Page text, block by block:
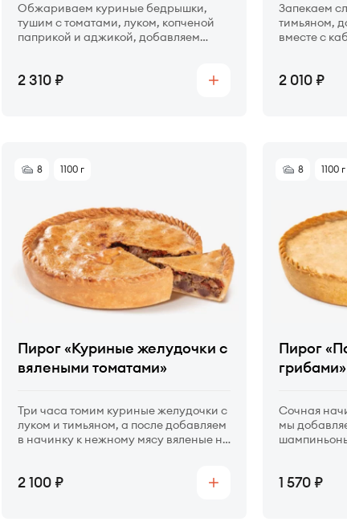
Обжариваем куриные бедрышки,
тушим с томатами, луком, копченой
паприкой и аджикой, добавляем
Цена
2 310 Купить
Запекаем
тимьяном,
вместе с
сырной
Цена
2 010
8 1100 г
Пирог «Куриные желудочки с
вялеными томатами»
Три часа томим куриные желудочки с
луком и тимьяном, а после добавляем
в начинку к нежному мясу вяленые на
Цена
2 100 Купить
8 1100 г
Пирог
грибами»
Сочная
мы
Цена
1 570